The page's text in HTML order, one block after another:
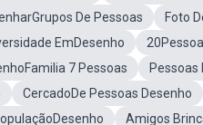
De Pessoas Foto
EmDesenho
7 Pessoas
CercadoDe Pessoas Desenho
Amigos